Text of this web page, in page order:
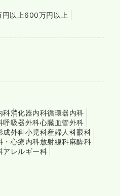
以上600万円以上
科消化器内科循環器内科
呼吸器外科心臓血管外科
成外科小児科産婦人科眼科
・心療内科放射線科麻酔科
アレルギー科